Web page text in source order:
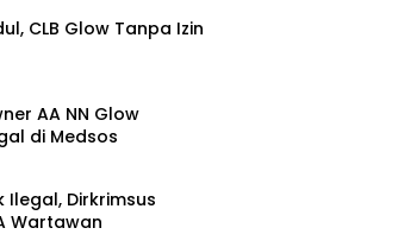
CLB Glow Tanpa Izin
AA NN Glow
di Medsos
Ilegal, Dirkrimsus
Wartawan